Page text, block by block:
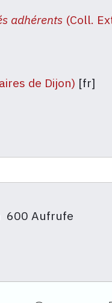
adhérents (Coll.
de Dijon) [fr]
600 Aufrufe